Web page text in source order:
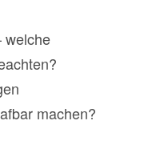
welche
machen?